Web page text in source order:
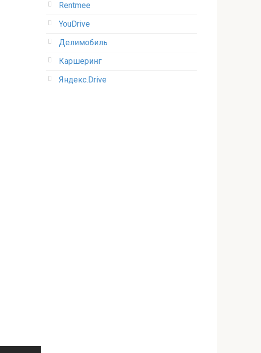
Rentmee
YouDrive
Делимобиль
Каршеринг
Яндекс.Drive